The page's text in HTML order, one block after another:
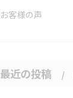
お客様の声
最近の投稿